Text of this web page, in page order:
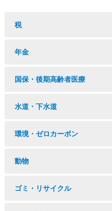
税
年金
国保・後期高齢者医療
水道・下水道
環境・ゼロカーボン
動物
ゴミ・リサイクル